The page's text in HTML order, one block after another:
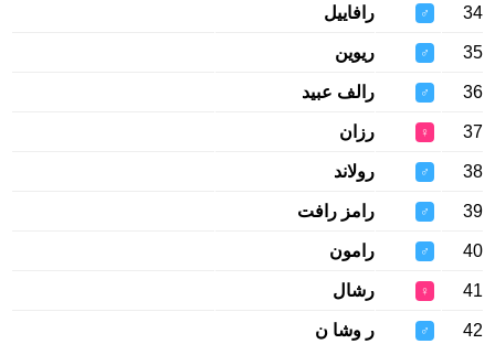
34
♂ رافاييل
35
♂ ريوين
36
♂ رالف عبيد
37
♀ رزان
38
♂ رولاند
39
♂ رامز رافت
40
♂ رامون
41
♀ رشال
42
♂ ر وشا ن